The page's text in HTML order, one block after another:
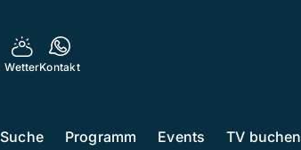
WetterKontakt
Suche Programm Events TV buchen